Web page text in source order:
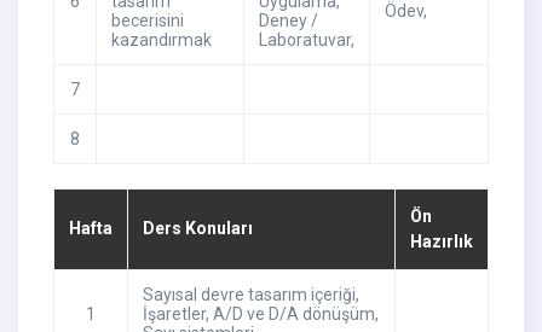
becerisini
kazandırmak
Deney /
Laboratuvar,
Ödev,
7
8
Hafta Ders Konuları
Ön
Hazırlık
1
Sayısal devre tasarım içeriği,
İşaretler, A/D ve D/A dönüşüm,